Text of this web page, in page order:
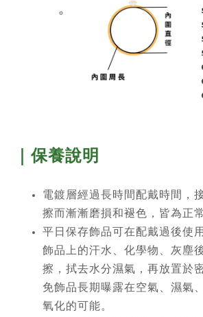
｜保養說明
電鍍層經過長時間配戴時間，
擦而漸漸磨損和褪色，皆為正
平日保存飾品可在配戴過後使
飾品上的汗水、化學物、灰塵
擦，拭去水分濕氣，再放置於
免飾品長期曝露在空氣、濕氣
氧化的可能。